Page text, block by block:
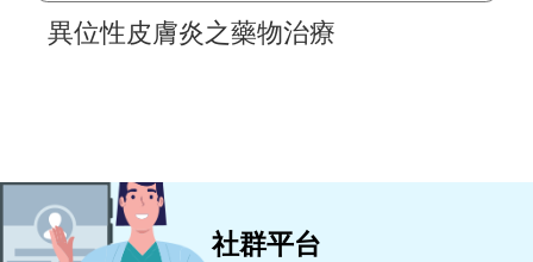
異位性皮膚炎之藥物治療
社群平台